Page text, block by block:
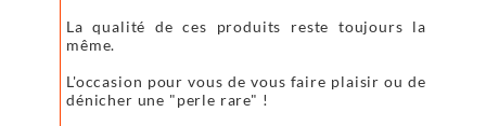
La qualité de ces produits reste toujours la
même.
L'occasion pour vous de vous faire plaisir ou de
dénicher une "perle rare" !